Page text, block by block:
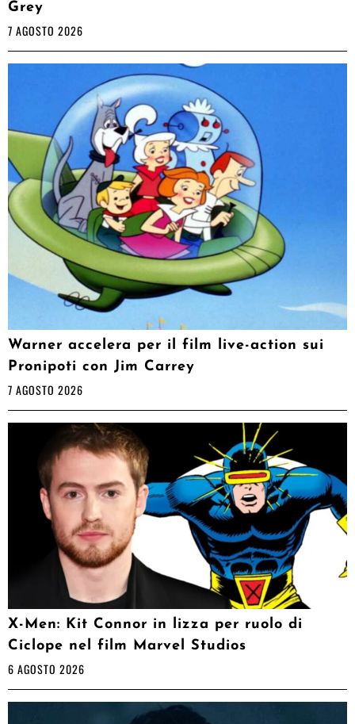
Grey
7 AGOSTO 2026
Warner accelera per il film live-action sui
Pronipoti con Jim Carrey
7 AGOSTO 2026
X-Men: Kit Connor in lizza per ruolo di
Ciclope nel film Marvel Studios
6 AGOSTO 2026